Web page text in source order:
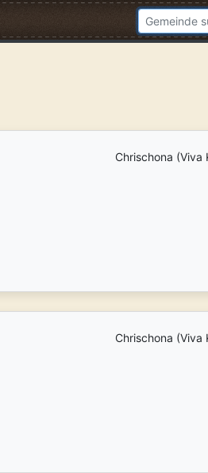
Chrischona (Viva
Chrischona (Viva